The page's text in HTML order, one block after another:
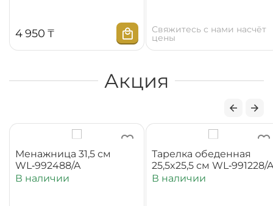
Свяжитесь с нами насчёт
цены 3 900₸
Акция
см
Тарелка обеденная
25,5x25,5 см WL‑991228/A
Салатник